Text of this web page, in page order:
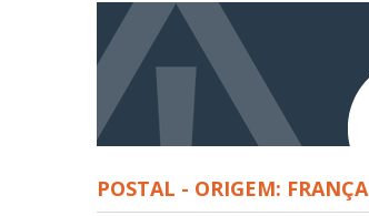
POSTAL - ORIGEM: FRANÇA